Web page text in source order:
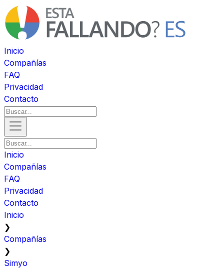
Inicio
Compañías
FAQ
Privacidad
Contacto
Inicio
Compañías
FAQ
Privacidad
Contacto
Inicio
❯
Compañías
❯
Simyo